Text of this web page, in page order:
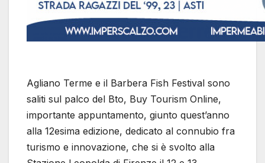
Agliano Terme e il Barbera Fish Festival sono
saliti sul palco del Bto, Buy Tourism Online,
importante appuntamento, giunto quest’anno
alla 12esima edizione, dedicato al connubio fra
turismo e innovazione, che si è svolto alla